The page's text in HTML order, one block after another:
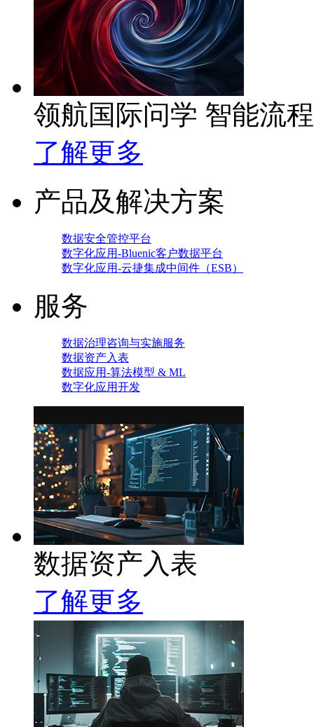
领航国际问学 智能流
了解更多
产品及解决方案
数据安全管控平台
数字化应用-Bluenic客户数据平台
数字化应用-云捷集成中间件（ESB）
服务
数据治理咨询与实施服务
数据资产入表
数据应用-算法模型 & ML
数字化应用开发
数据资产入表
了解更多